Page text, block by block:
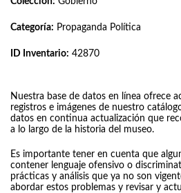
Categoría: Propaganda Política
ID Inventario: 42870
Nuestra base de datos en línea ofrece
registros e imágenes de nuestro
datos en continua actualización que
a lo largo de la historia del museo.
Es importante tener en cuenta que
contener lenguaje ofensivo o
prácticas y análisis que ya no son
abordar estos problemas y revisar y